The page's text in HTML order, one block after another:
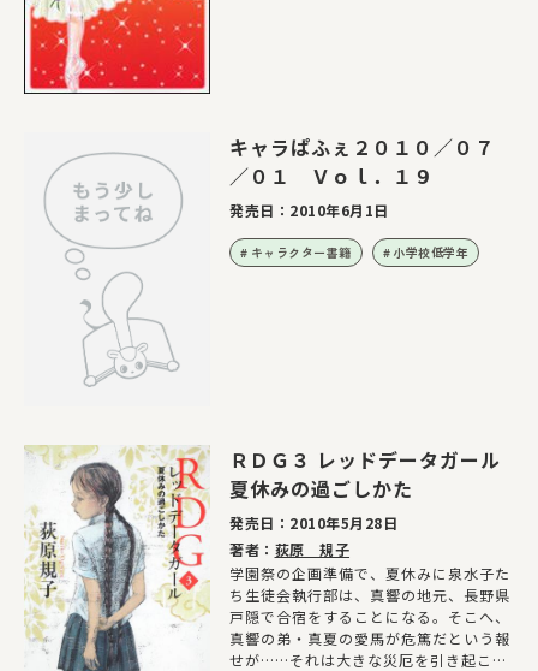
キャラぱふぇ２０１０／０７
／０１ Ｖｏｌ．１９
発売日： 2010年6月1日
キャラクター書籍 小学校低学年
ＲＤＧ３ レッドデータガール
夏休みの過ごしかた
発売日： 2010年5月28日
著者： 荻原 規子
学園祭の企画準備で、夏休みに泉水子た
ち生徒会執行部は、真響の地元、長野県
戸隠で合宿をすることになる。そこへ、
真響の弟・真夏の愛馬が危篤だという報
せが……それは大きな災厄を引き起こす